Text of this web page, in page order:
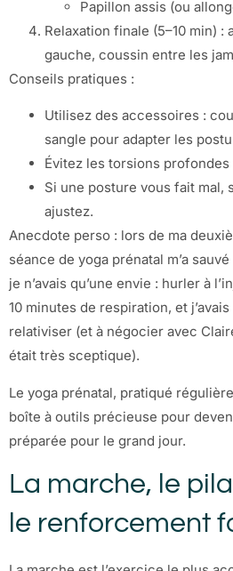
Papillon assis (ou
Relaxation finale (5–10 min) :
gauche, coussin entre les
Conseils pratiques :
Utilisez des accessoires :
sangle pour adapter les
Évitez les torsions profondes
Si une posture vous fait mal,
ajustez.
Anecdote perso : lors de ma
séance de yoga prénatal m’a
je n’avais qu’une envie : hurler à
10 minutes de respiration, et
relativiser (et à négocier avec
était très sceptique).
Le yoga prénatal, pratiqué
boîte à outils précieuse pour
préparée pour le grand jour.
La marche, le
le renforcement